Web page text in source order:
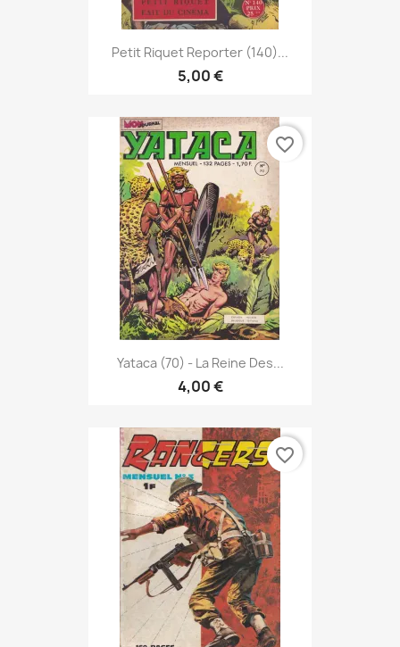
Petit Riquet Reporter (140)...
5,00 €
Yataca (70) - La Reine Des...
4,00 €
favorite_border
favorite_border